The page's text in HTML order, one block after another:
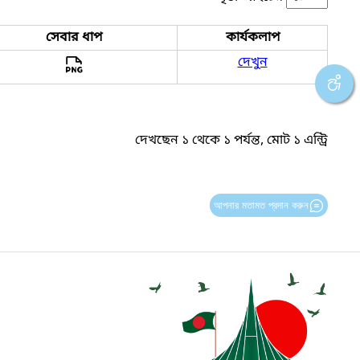
সেবার ধাপ
কার্যকলাপ
দেখুন
দেখছেন ১ থেকে ১ পর্যন্ত, মোট ১ এন্ট্রি
আপনার মতামত প্রদান করুন